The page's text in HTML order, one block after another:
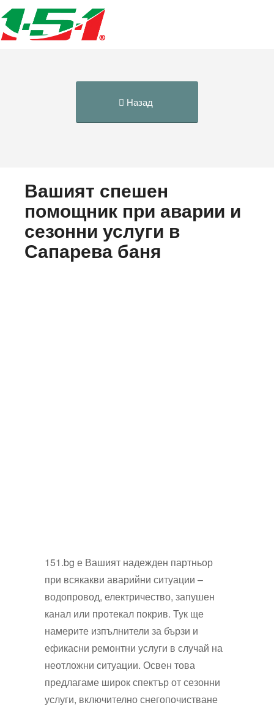
Назад
Вашият спешен
помощник при аварии и
сезонни услуги в
Сапарева баня
151.bg е Вашият надежден партньор
при всякакви аварийни ситуации –
водопровод, електричество, запушен
канал или протекал покрив. Тук ще
намерите изпълнители за бързи и
ефикасни ремонтни услуги в случай на
неотложни ситуации. Освен това
предлагаме широк спектър от сезонни
услуги, включително снегопочистване